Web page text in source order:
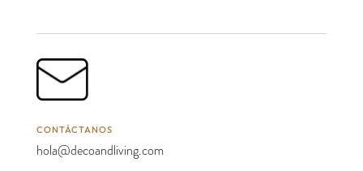
CONTÁCTANOS
hola@decoandliving.com